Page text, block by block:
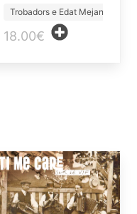
Trobadors e Edat Mejana
18.00€